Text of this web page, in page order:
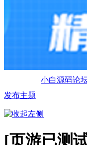
小白源码论
发布主题
[页游已测